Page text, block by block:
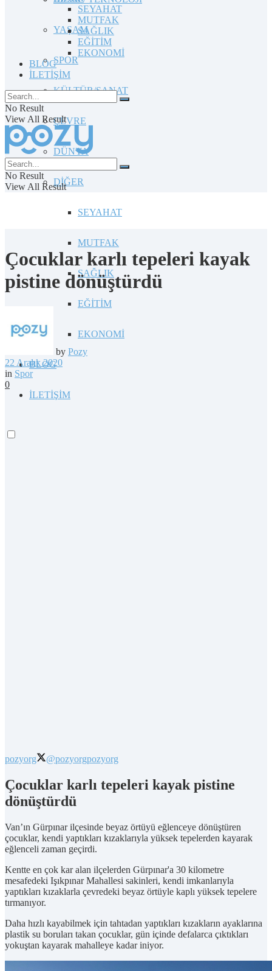
YAŞAM
SPOR
KÜLTÜR/SANAT
ÇEVRE
DÜNYA
DİĞER
SEYAHAT
MUTFAK
SAĞLIK
EĞİTİM
EKONOMİ
BLOG
İLETİŞİM
SEYAHAT
MUTFAK
SAĞLIK
EĞİTİM
EKONOMİ
BLOG
İLETİŞİM
No Result
View All Result
No Result
View All Result
Çocuklar karlı tepeleri kayak
pistine dönüştürdü
by Pozy
22 Aralık 2020
in Spor
0
pozyorg @pozyorgpozyorg
Çocuklar karlı tepeleri kayak pistine
dönüştürdü
Van’ın Gürpınar ilçesinde beyaz örtüyü eğlenceye dönüştüren
çocuklar, kendi yaptıkları kızaklarıyla yüksek tepelerden kayarak
eğlenceli zaman geçirdi.
Kentte en çok kar alan ilçelerden Gürpınar'a 30 kilometre
mesafedeki Işıkpınar Mahallesi sakinleri, kendi imkanlarıyla
yaptıkları kızaklarla çevredeki beyaz örtüyle kaplı yüksek tepelere
tırmanıyor.
Daha hızlı kayabilmek için tahtadan yaptıkları kızakların ayaklarına
plastik su boruları takan çocuklar, gün içinde defalarca çıktıkları
yokuştan kayarak mahalleye kadar iniyor.